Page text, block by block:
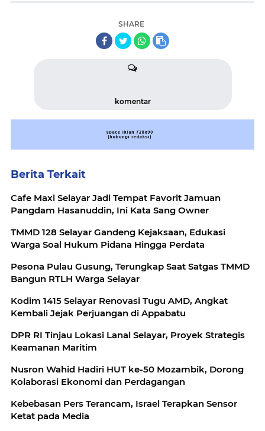
SHARE
komentar
Berita Terkait
Cafe Maxi Selayar Jadi Tempat Favorit Jamuan
Pangdam Hasanuddin, Ini Kata Sang Owner
TMMD 128 Selayar Gandeng Kejaksaan, Edukasi
Warga Soal Hukum Pidana Hingga Perdata
Pesona Pulau Gusung, Terungkap Saat Satgas TMMD
Bangun RTLH Warga Selayar
Kodim 1415 Selayar Renovasi Tugu AMD, Angkat
Kembali Jejak Perjuangan di Appabatu
DPR RI Tinjau Lokasi Lanal Selayar, Proyek Strategis
Keamanan Maritim
Nusron Wahid Hadiri HUT ke-50 Mozambik, Dorong
Kolaborasi Ekonomi dan Perdagangan
Kebebasan Pers Terancam, Israel Terapkan Sensor
Ketat pada Media